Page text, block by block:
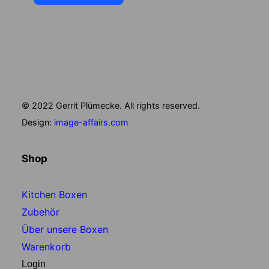
© 2022 Gerrit Plümecke. All rights reserved.
Design: image-affairs.com
Shop
Kitchen Boxen
Zubehör
Über unsere Boxen
Warenkorb
Login